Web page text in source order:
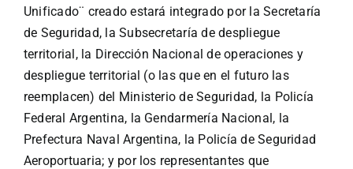
Unificado¨ creado estará integrado por la Secretaría
de Seguridad, la Subsecretaría de despliegue
territorial, la Dirección Nacional de operaciones y
despliegue territorial (o las que en el futuro las
reemplacen) del Ministerio de Seguridad, la Policía
Federal Argentina, la Gendarmería Nacional, la
Prefectura Naval Argentina, la Policía de Seguridad
Aeroportuaria; y por los representantes que